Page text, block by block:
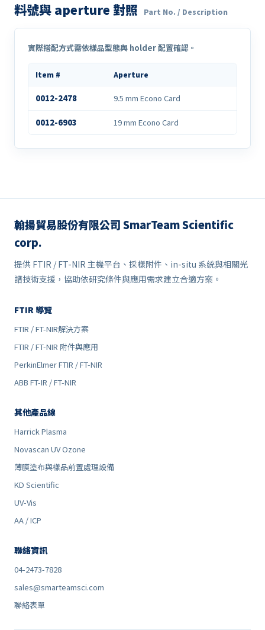
料號與 aperture 對照 Part No. / Description
實際搭配方式需依樣品型態與 holder 配置確認。
Item # Aperture
0012-2478 9.5 mm Econo Card
0012-6903 19 mm Econo Card
翰揚貿易股份有限公司 SmarTeam Scientific
corp.
提供 FTIR / FT-NIR 主機平台、採樣附件、in-situ 系統與相關光
譜技術支援，協助依研究條件與應用需求建立合適方案。
FTIR 導覽
FTIR / FT-NIR解決方案
FTIR / FT-NIR 附件與應用
PerkinElmer FTIR / FT-NIR
ABB FT-IR / FT-NIR
其他產品線
Harrick Plasma
Novascan UV Ozone
薄膜塗布與樣品前置處理設備
KD Scientific
UV-Vis
AA / ICP
聯絡資訊
04-2473-7828
sales@smarteamsci.com
聯絡表單